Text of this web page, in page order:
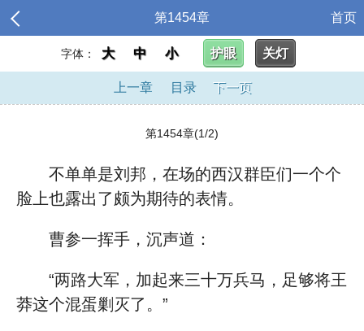
第1454章 首页
字体： 大 中 小 护眼 关灯
上一章 目录 下一页
第1454章(1/2)
不单单是刘邦，在场的西汉群臣们一个个
脸上也露出了颇为期待的表情。
曹参一挥手，沉声道：
“两路大军，加起来三十万兵马，足够将王
莽这个混蛋剿灭了。”